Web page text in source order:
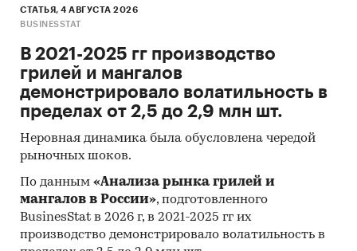
СТАТЬЯ, 4 АВГУСТА 2026
BUSINESSTAT
В 2021-2025 гг производство
грилей и мангалов
демонстрировало волатильность в
пределах от 2,5 до 2,9 млн шт.
Неровная динамика была обусловлена чередой
рыночных шоков.
По данным «Анализа рынка грилей и
мангалов в России», подготовленного
BusinesStat в 2026 г, в 2021-2025 гг их
производство демонстрировало волатильность в